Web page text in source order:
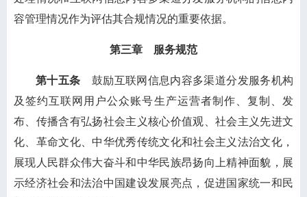
容管理情况作为评估其合规情况的重要依据。
第三章 服务规范
第十五条 鼓励互联网信息内容多渠道分发服务机构
及签约互联网用户公众账号生产运营者制作、复制、发
布、传播含有弘扬社会主义核心价值观、社会主义先进文
化、革命文化、中华优秀传统文化和社会主义法治文化，
展现人民群众伟大奋斗和中华民族昂扬向上精神面貌，展
示经济社会和法治中国建设发展亮点，促进国家统一和民